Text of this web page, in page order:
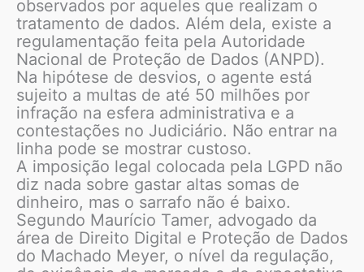
observados por aqueles que realizam o
tratamento de dados. Além dela, existe a
regulamentação feita pela Autoridade
Nacional de Proteção de Dados (ANPD).
Na hipótese de desvios, o agente está
sujeito a multas de até 50 milhões por
infração na esfera administrativa e a
contestações no Judiciário. Não entrar na
linha pode se mostrar custoso.
A imposição legal colocada pela LGPD não
diz nada sobre gastar altas somas de
dinheiro, mas o sarrafo não é baixo.
Segundo Maurício Tamer, advogado da
área de Direito Digital e Proteção de Dados
do Machado Meyer, o nível da regulação,